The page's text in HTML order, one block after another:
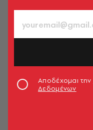
Αποδέχομαι την
Δεδομένων